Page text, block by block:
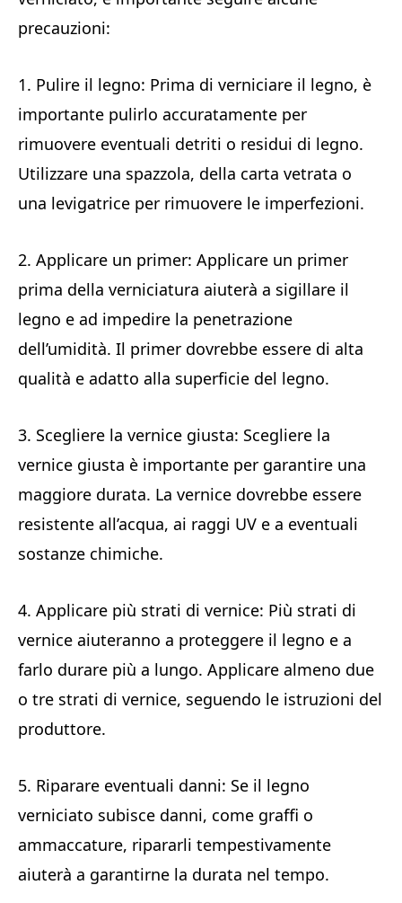
precauzioni:
1. Pulire il legno: Prima di verniciare il legno, è
importante pulirlo accuratamente per
rimuovere eventuali detriti o residui di legno.
Utilizzare una spazzola, della carta vetrata o
una levigatrice per rimuovere le imperfezioni.
2. Applicare un primer: Applicare un primer
prima della verniciatura aiuterà a sigillare il
legno e ad impedire la penetrazione
dell’umidità. Il primer dovrebbe essere di alta
qualità e adatto alla superficie del legno.
3. Scegliere la vernice giusta: Scegliere la
vernice giusta è importante per garantire una
maggiore durata. La vernice dovrebbe essere
resistente all’acqua, ai raggi UV e a eventuali
sostanze chimiche.
4. Applicare più strati di vernice: Più strati di
vernice aiuteranno a proteggere il legno e a
farlo durare più a lungo. Applicare almeno due
o tre strati di vernice, seguendo le istruzioni del
produttore.
5. Riparare eventuali danni: Se il legno
verniciato subisce danni, come graffi o
ammaccature, ripararli tempestivamente
aiuterà a garantirne la durata nel tempo.